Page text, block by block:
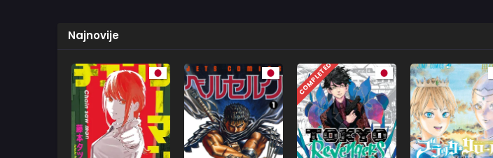
Najnovije
COMPLETED